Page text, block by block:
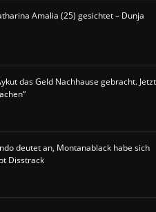
Amalia (25) gesichtet – Dunja
das Geld Nachhause gebracht. Jetzt
deutet an, Montanablack habe sich
Disstrack